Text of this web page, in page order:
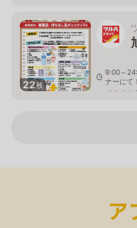
22枚
9:00～
ナーにて！
北海道